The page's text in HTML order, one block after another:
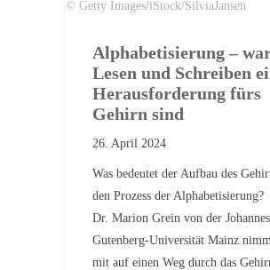
© Getty Images/iStock/SilviaJansen
Alphabetisierung –
Lesen und Schreiben
Herausforderung fürs
Gehirn sind
26. April 2024
Was bedeutet der Aufbau des
den Prozess der
Dr. Marion Grein von der
Gutenberg-Universität Mainz
mit auf einen Weg durch das